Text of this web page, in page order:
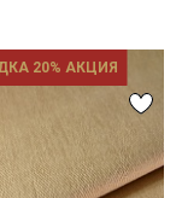
20% АКЦИЯ